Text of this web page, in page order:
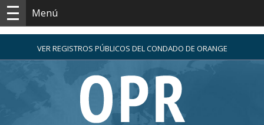
Menú
VER REGISTROS PÚBLICOS DEL CONDADO DE ORANGE